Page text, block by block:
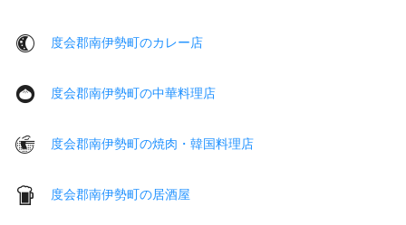
度会郡南伊勢町のカレー店
度会郡南伊勢町の中華料理店
度会郡南伊勢町の焼肉・韓国料理店
度会郡南伊勢町の居酒屋